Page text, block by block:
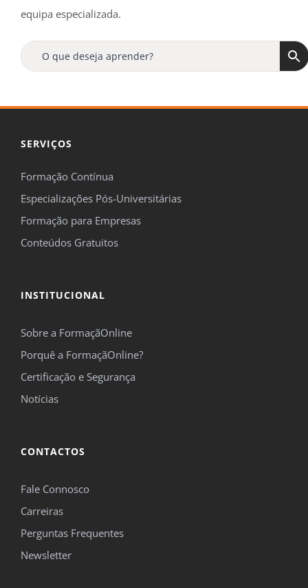
equipa especializada.
SERVIÇOS
Formação Contínua
Especializações Pós-Universitárias
Formação para Empresas
Conteúdos Gratuitos
INSTITUCIONAL
Sobre a FormaçãOnline
Porquê a FormaçãOnline?
Certificação e Segurança
Notícias
CONTACTOS
Fale Connosco
Carreiras
Perguntas Frequentes
Newsletter